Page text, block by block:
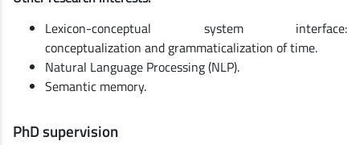
Lexicon-conceptual system interface:
conceptualization and grammaticalization of time.
Natural Language Processing (NLP).
Semantic memory.
PhD supervision